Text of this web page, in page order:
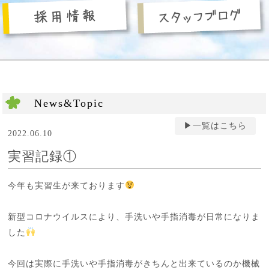
News&Topic
2022.06.10
実習記録①
今年も実習生が来ております
新型コロナウイルスにより、手洗いや手指消毒が日常になりま
した
今回は実際に手洗いや手指消毒がきちんと出来ているのか機械
▶︎一覧はこちら